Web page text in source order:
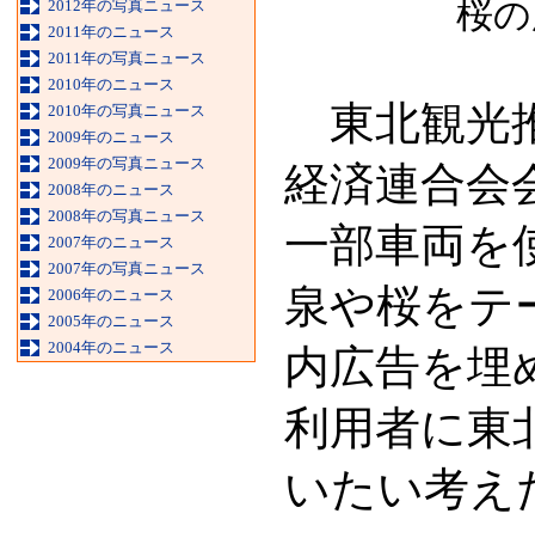
2012年の写真ニュース
2011年のニュース
2011年の写真ニュース
2010年のニュース
2010年の写真ニュース
2009年のニュース
2009年の写真ニュース
2008年のニュース
2008年の写真ニュース
2007年のニュース
2007年の写真ニュース
2006年のニュース
2005年のニュース
2004年のニュース
桜
東北観光
経済連合会
一部車両を
泉や桜をテ
内広告を埋
利用者に東
いたい考え